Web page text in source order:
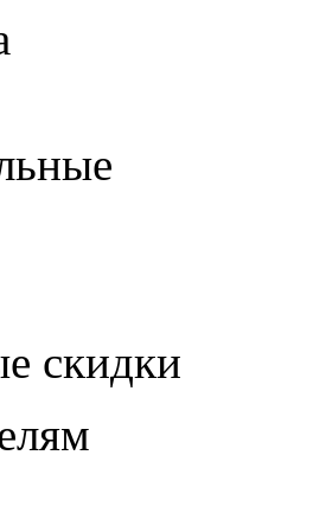
скидки